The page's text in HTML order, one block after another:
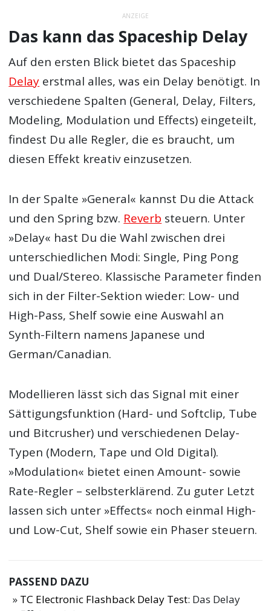
ANZEIGE
Das kann das Spaceship Delay
Auf den ersten Blick bietet das Spaceship
Delay erstmal alles, was ein Delay benötigt. In
verschiedene Spalten (General, Delay, Filters,
Modeling, Modulation und Effects) eingeteilt,
findest Du alle Regler, die es braucht, um
diesen Effekt kreativ einzusetzen.
In der Spalte »General« kannst Du die Attack
und den Spring bzw. Reverb steuern. Unter
»Delay« hast Du die Wahl zwischen drei
unterschiedlichen Modi: Single, Ping Pong
und Dual/Stereo. Klassische Parameter finden
sich in der Filter-Sektion wieder: Low- und
High-Pass, Shelf sowie eine Auswahl an
Synth-Filtern namens Japanese und
German/Canadian.
Modellieren lässt sich das Signal mit einer
Sättigungsfunktion (Hard- und Softclip, Tube
und Bitcrusher) und verschiedenen Delay-
Typen (Modern, Tape und Old Digital).
»Modulation« bietet einen Amount- sowie
Rate-Regler – selbsterklärend. Zu guter Letzt
lassen sich unter »Effects« noch einmal High-
und Low-Cut, Shelf sowie ein Phaser steuern.
PASSEND DAZU
TC Electronic Flashback Delay Test: Das Delay